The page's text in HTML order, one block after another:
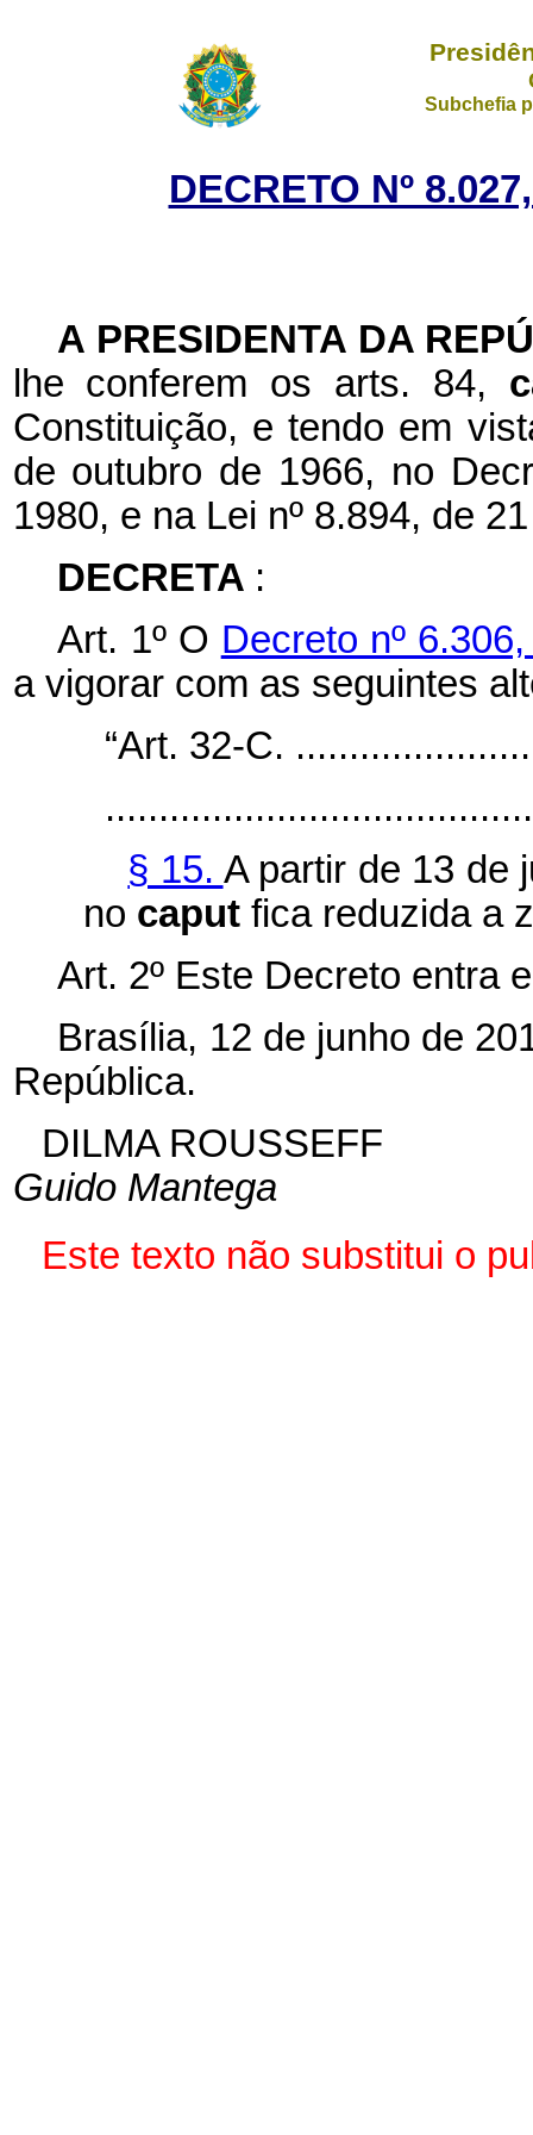
Subchefia
DECRETO Nº
A PRESIDENTA DA
lhe conferem os arts. 84,
Constituição, e tendo em
de outubro de 1966, no
1980, e na Lei nº 8.894, de
DECRETA :
Art. 1º O Decreto nº
a vigorar com as seguintes
“Art. 32-C.
§ 15. A partir de 13 de
no caput fica reduzida a
Art. 2º Este Decreto entra
Brasília, 12 de junho de
República.
DILMA ROUSSEFF
Guido Mantega
Este texto não substitui o